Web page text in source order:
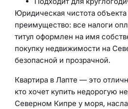
Юридическая чистота
преимущество: все налоги
титул оформлен на имя
покупку недвижимости на
безопасной и прозрачной.
Квартира в Лапте — это
кто хочет купить недорогую
Северном Кипре у моря,